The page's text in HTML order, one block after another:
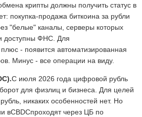
крипты должны получить статус в
покупка-продажа биткоина за рубли
"белые" каналы, серверы которых
доступны ФНС. Для
- появится автоматизированная
Минус - все операции на виду.
).С июля 2026 года цифровой рубль
для физлиц и бизнеса. Для целей
никаких особенностей нет. Но
вCBDCпроходят через ЦБ по